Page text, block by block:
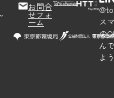
お問合
せフォ
ーム
ス
の
ん
よ